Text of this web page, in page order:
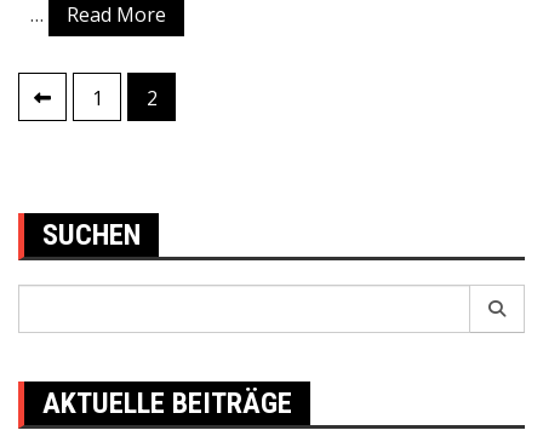
…
Read More
Posts
1 2
SUCHEN
AKTUELLE BEITRÄGE